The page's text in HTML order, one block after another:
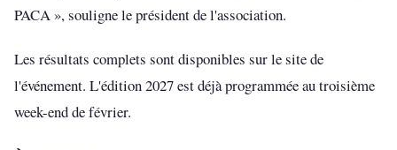
PACA », souligne le président de l'association.
Les résultats complets sont disponibles sur le site de
l'événement. L'édition 2027 est déjà programmée au troisième
week-end de février.